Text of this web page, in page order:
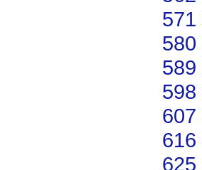
571
580
589
598
607
616
625